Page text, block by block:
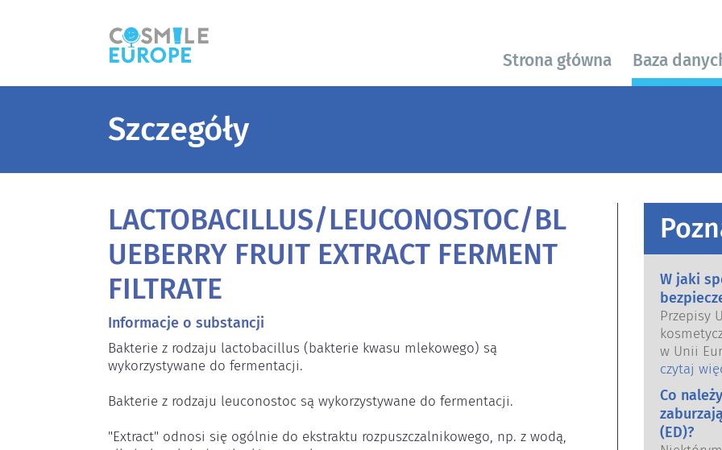
Strona główna Baza
Szczegóły
LACTOBACILLUS/LEUCONOSTOC/BL
UEBERRY FRUIT EXTRACT FERMENT
FILTRATE
Informacje o substancji
Bakterie z rodzaju lactobacillus (bakterie kwasu mlekowego) są
wykorzystywane do fermentacji.
Bakterie z rodzaju leuconostoc są wykorzystywane do fermentacji.
"Extract" odnosi się ogólnie do ekstraktu rozpuszczalnikowego, np. z wodą,
W jaki
Przepisy
w Unii
oraz
wspólnie
czytaj
Co
(ED)?